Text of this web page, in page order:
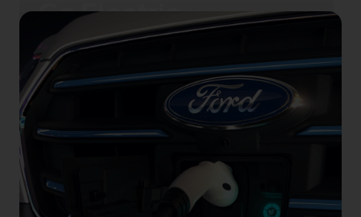
Go Electric​
Découvrez notre gamme complète de véhicules
électriques et trouvez le Ford EV qui vous
convient.
Découvrez les EV